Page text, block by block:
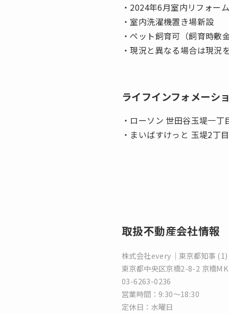
・2024年6月室内リフォー
・室内洗濯機置き場新設
・ペット飼育可（飼育時敷
・現況と異なる場合は現況
ライフインフォメーシ
・ローソン 世田谷玉堤一
・まいばすけっと 玉堤2丁
取扱不動産会社情報
株式会社every｜東京都知事
東京都中央区京橋2-8-2 京橋
03-6263-0236
営業時間：9:30～18:30
定休日：水曜日